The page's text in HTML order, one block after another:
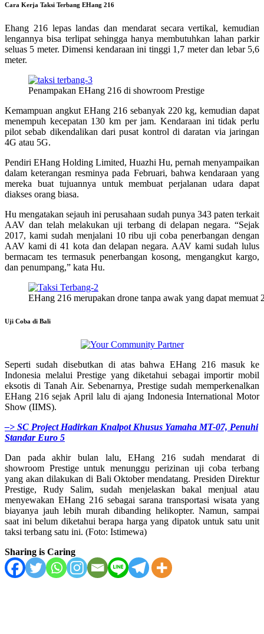
Cara Kerja Taksi Terbang EHang 216
Ehang 216 lepas landas dan mendarat secara vertikal, kemudian
lengannya bisa terlipat sehingga hanya membutuhkan lahan parkir
seluas 5 meter. Dimensi kendaraan ini tinggi 1,7 meter dan lebar 5,6
meter.
Penampakan EHang 216 di showroom Prestige
Kemampuan angkut EHang 216 sebanyak 220 kg, kemudian dapat
menempuh kecepatan 130 km per jam. Kendaraan ini tidak perlu
pilot sebab dikendalikan dari pusat kontrol di daratan via jaringan
4G atau 5G.
Pendiri EHang Holding Limited, Huazhi Hu, pernah menyampaikan
dalam keterangan resminya pada Februari, bahwa kendaraan yang
mereka buat tujuannya untuk membuat perjalanan udara dapat
diakses orang biasa.
Hu mengatakan sejauh ini perusahaan sudah punya 343 paten terkait
AAV dan telah melakukan uji terbang di delapan negara. “Sejak
2017, kami sudah menjalani 10 ribu uji coba penerbangan dengan
AAV kami di 41 kota dan delapan negara. AAV kami sudah lulus
bermacam tes termasuk penerbangan kosong, mengangkut kargo,
dan penumpang,” kata Hu.
EHang 216 merupakan drone tanpa awak yang dapat memuat
Uji Coba di Bali
Seperti sudah disebutkan di atas bahwa EHang 216 masuk ke
Indonesia melalui Prestige yang diketahui sebagai importir mobil
eksotis di Tanah Air. Sebenarnya, Prestige sudah memperkenalkan
EHang 216 sejak April lalu di ajang Indonesia International Motor
Show (IIMS).
–> SC Project Hadirkan Knalpot Khusus Yamaha MT-07, Penuhi
Standar Euro 5
Dan pada akhir bulan lalu, EHang 216 sudah mendarat di
showroom Prestige untuk menunggu perizinan uji coba terbang
yang akan dilakukan di Bali Oktober mendatang. Presiden Direktur
Prestige, Rudy Salim, sudah menjelaskan bakal menjual atau
menyewakan EHang 216 sebagai sarana transportasi wisata yang
biayanya jauh lebih murah dibanding helikopter. Namun, sampai
saat ini belum diketahui berapa harga yang dipatok untuk satu unit
taksi terbang satu ini. (Foto: Istimewa)
Sharing is Caring